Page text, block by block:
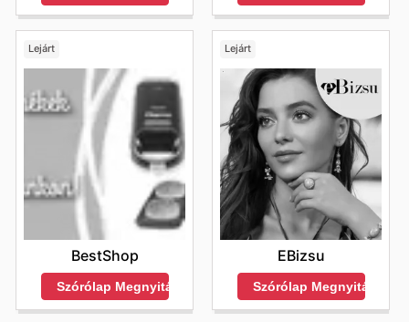
Lejárt
BestShop
Szórólap Megnyitása
Lejárt
EBizsu
Szórólap Megnyitása